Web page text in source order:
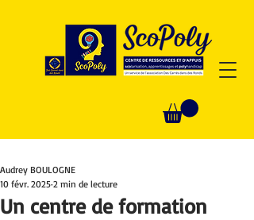
Un centre de formation
Audrey BOULOGNE
10 févr. 2025 2 min de lecture